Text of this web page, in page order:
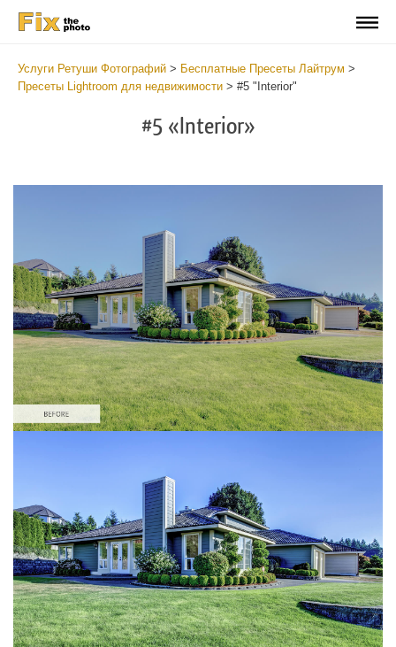
Услуги Ретуши Фотографий > Бесплатные Пресеты Лайтрум >
Пресеты Lightroom для недвижимости > #5 "Interior"
#5 «Interior»
Выберите Вариант
Exterior Real Estate
(40 Lr Presets)
Real Estate Collection
(120 Lr Presets)
Must-Have Collection